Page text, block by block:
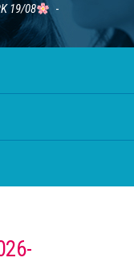
19/08